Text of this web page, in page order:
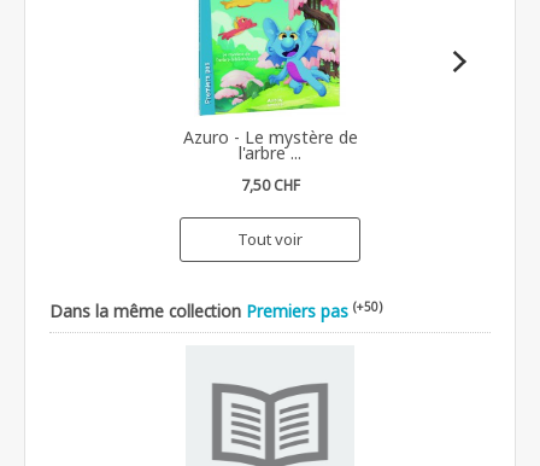
Azuro - Le mystère de
l'arbre ...
7,50 CHF
Tout voir
Dans la même collection Premiers pas (+50)